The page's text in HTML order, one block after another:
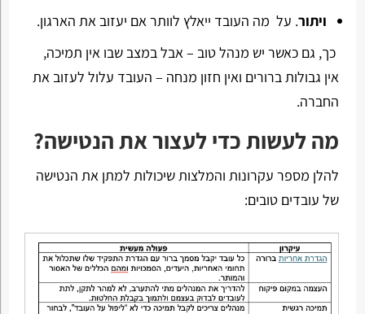
ויתור. על מה העובד ייאלץ לוותר אם יעזוב את הארגון.
כך, גם כאשר יש מנהל טוב – אבל במצב שבו אין תמיכה,
אין גבולות ברורים ואין חזון מנחה – העובד עלול לעזוב את
החברה.
מה לעשות כדי לעצור את הנטישה?
להלן מספר עקרונות והמלצות שיכולות למתן את הנטישה
של עובדים טובים: